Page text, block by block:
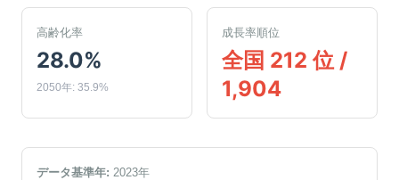
高齢化率
28.0%
2050年: 35.9%
成長率順位
全国 212 位 /
1,904
データ基準年: 2023年